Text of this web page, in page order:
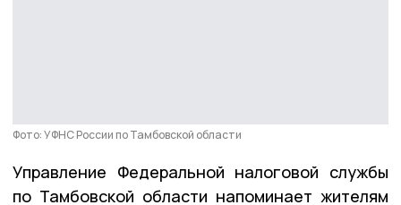
Фото: УФНС России по Тамбовской области
Управление Федеральной налоговой службы
по Тамбовской области напоминает жителям